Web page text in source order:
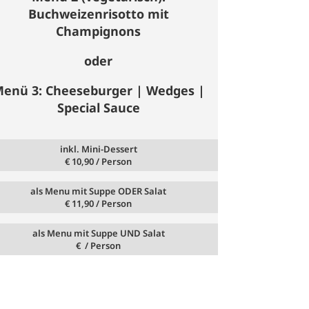
Buchweizenrisotto mit
Champignons
oder
3: Cheeseburger | Wedges |
Special Sauce
inkl. Mini-Dessert
€ 10,90/ Person
als Menu mit Suppe ODER Salat
€ 11,90/ Person
als Menu mit Suppe UND Salat
€ / Person